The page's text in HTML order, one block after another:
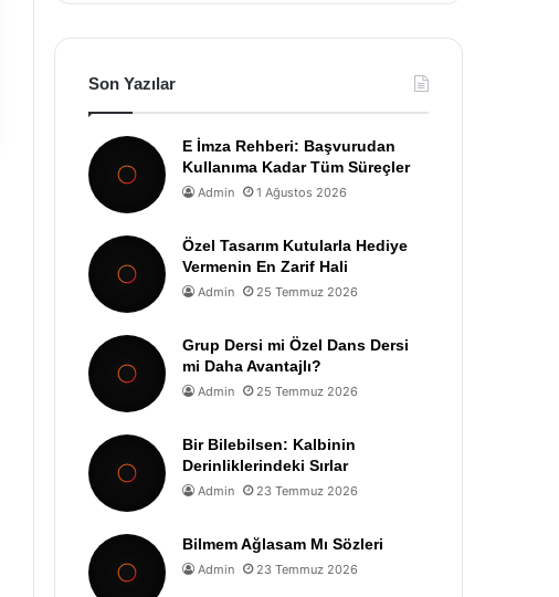
Son Yazılar
E İmza Rehberi: Başvurudan
Kullanıma Kadar Tüm Süreçler
Admin 1 Ağustos 2026
Özel Tasarım Kutularla Hediye
Vermenin En Zarif Hali
Admin 25 Temmuz 2026
Grup Dersi mi Özel Dans Dersi
mi Daha Avantajlı?
Admin 25 Temmuz 2026
Bir Bilebilsen: Kalbinin
Derinliklerindeki Sırlar
Admin 23 Temmuz 2026
Bilmem Ağlasam Mı Sözleri
Admin 23 Temmuz 2026